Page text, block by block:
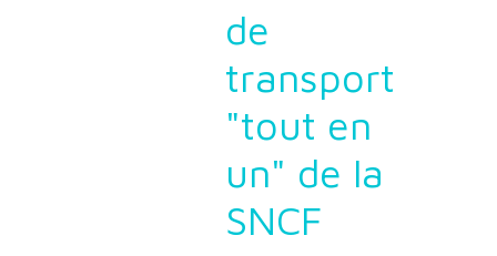
de
transport
"tout en
un" de la
SNCF